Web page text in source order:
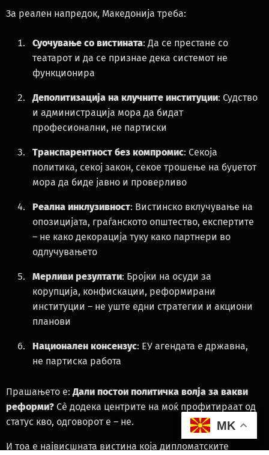
За реален напредок, Македонија треба:
Суочување со вистината: Да се престане со
театарот и да се признае дека системот не
функционира
Деполитизација на клучните институции: Судство
и администрација мора да бидат
професионални, не партиски
Транспарентност без компромис: Секоја
политика, секој закон, секое трошење на буџетот
мора да биде јавно и проверливо
Реална инклузивност: Вистинско вклучување на
опозицијата, граѓанското општество, експертите
– не како декорација туку како партнери во
одлучувањето
Мерливи резултати: Бројки на осуди за
корупција, конфискации, реформирани
институции – не уште едни стратегии и акциони
планови
Национален консензус: ЕУ агендата е државна,
не партиска работа
Прашањето е:Дали постои политичка волја за вакви
реформи? Сè додека центрите на моќ профитираат од
статус кво, одговорот е – не.
И тоа е највисшната вистина која дипломатските
MK